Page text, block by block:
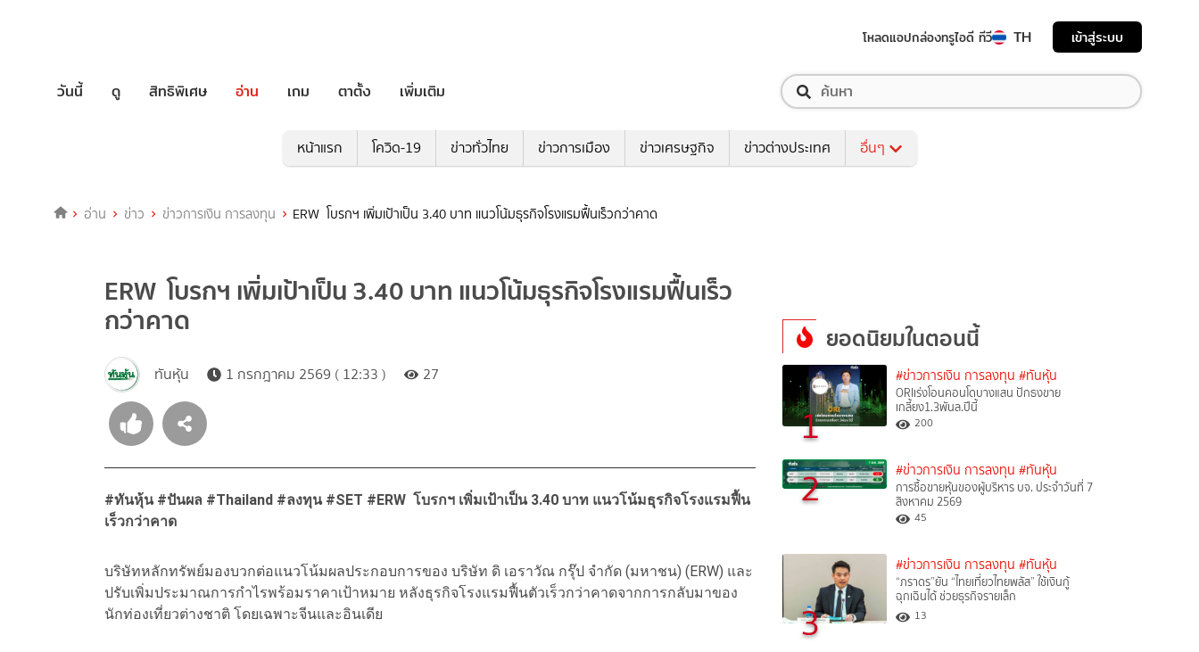
โหลดแอปกล่องทรูไอดี ทีวี TH เข้าสู่ระบบ
วันนี้ ดู สิทธิพิเศษ อ่าน เกม ตาตั้ง เพิ่มเติม
หน้าแรก โควิด-19 ข่าวทั่วไทย ข่าวการเมือง ข่าวเศรษฐกิจ ข่าวต่างประเทศ อื่นๆ
อ่าน ข่าว ข่าวการเงิน การลงทุน ERW โบรกฯ เพิ่มเป้าเป็น 3.40 บาท แนวโน้มธุรกิจโรงแรมฟื้นเร็วกว่าคาด
ERW โบรกฯ เพิ่มเป้าเป็น 3.40 บาท แนวโน้มธุรกิจโรงแรมฟื้นเร็ว
กว่าคาด
ทันหุ้น 1 กรกฎาคม 2569 ( 12:33 ) 27
#ทันหุ้น #ปันผล #Thailand #ลงทุน #SET #ERW โบรกฯ เพิ่มเป้าเป็น 3.40 บาท แนวโน้มธุรกิจโรงแรมฟื้น
เร็วกว่าคาด
บริษัทหลักทรัพย์มองบวกต่อแนวโน้มผลประกอบการของ บริษัท ดิ เอราวัณ กรุ๊ป จำกัด (มหาชน) (ERW) และ
ปรับเพิ่มประมาณการกำไรพร้อมราคาเป้าหมาย หลังธุรกิจโรงแรมฟื้นตัวเร็วกว่าคาดจากการกลับมาของ
นักท่องเที่ยวต่างชาติ โดยเฉพาะจีนและอินเดีย
ยอดนิยมในตอนนี้
1
#ข่าวการเงิน การลงทุน #ทันหุ้น
ORIเร่งโอนคอนโดบางแสน ปักธงขาย
เกลี้ยง1.3พันล.ปีนี้
200
2 #ข่าวการเงิน การลงทุน #ทันหุ้น
การซื้อขายหุ้นของผู้บริหาร บจ. ประจำวันที่ 7
สิงหาคม 2569
45
3
#ข่าวการเงิน การลงทุน #ทันหุ้น
“ภราดร”ยัน “ไทยเที่ยวไทยพลัส” ใช้เงินกู้
ฉุกเฉินได้ ช่วยธุรกิจรายเล็ก
13